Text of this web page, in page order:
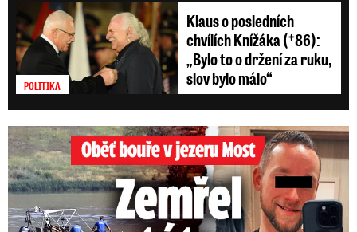
POLITIKA
Klaus o posledních
chvílích Knížáka (†86):
„Bylo to o držení za ruku,
slov bylo málo“
Oběť bouře v jezeru Most: Zemřel táta Dominik (†28)